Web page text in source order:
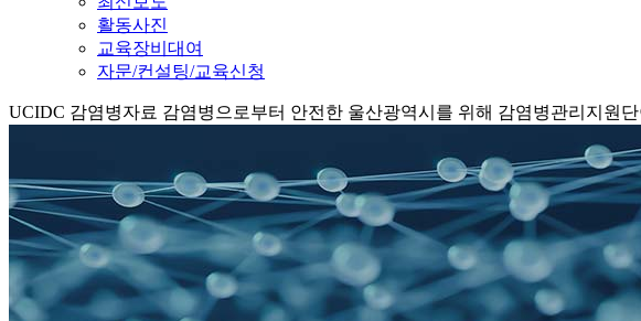
활동사진
교육장비대여
자문/컨설팅/교육신청
UCIDC 감염병자료 감염병으로부터 안전한 울산광역시를 위해 감염병관리지원